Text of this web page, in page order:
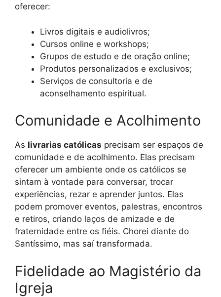
oferecer:
Livros digitais e audiolivros;
Cursos online e workshops;
Grupos de estudo e de oração online;
Produtos personalizados e exclusivos;
Serviços de consultoria e de
aconselhamento espiritual.
Comunidade e Acolhimento
As livrarias católicas precisam ser espaços de
comunidade e de acolhimento. Elas precisam
oferecer um ambiente onde os católicos se
sintam à vontade para conversar, trocar
experiências, rezar e aprender juntos. Elas
podem promover eventos, palestras, encontros
e retiros, criando laços de amizade e de
fraternidade entre os fiéis. Chorei diante do
Santíssimo, mas saí transformada.
Fidelidade ao Magistério da
Igreja